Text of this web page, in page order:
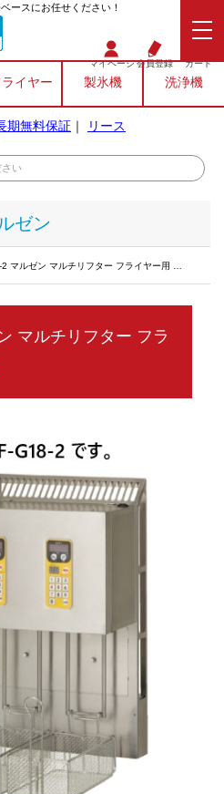
ースにお任せください！
マイページ会員登録 カート
ライヤー 製氷機 洗浄機
期無料保証 ｜ リース
ゼン
ルゼン マルチリフター フライヤー用 後付可能
マルチリフター フラ